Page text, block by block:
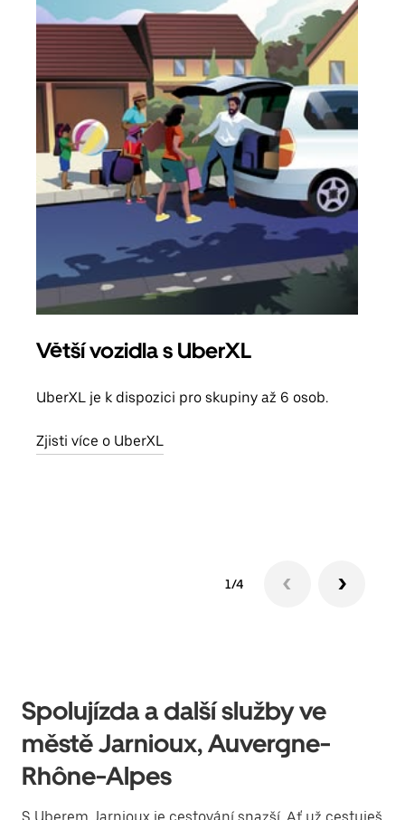
Větší vozidla s UberXL
UberXL je k dispozici pro skupiny až 6 osob.
Zjisti více o UberXL
1/4
Spolujízda a další služby ve
městě Jarnioux, Auvergne-
Rhône-Alpes